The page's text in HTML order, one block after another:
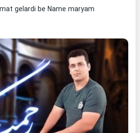
gelardi be Name maryam